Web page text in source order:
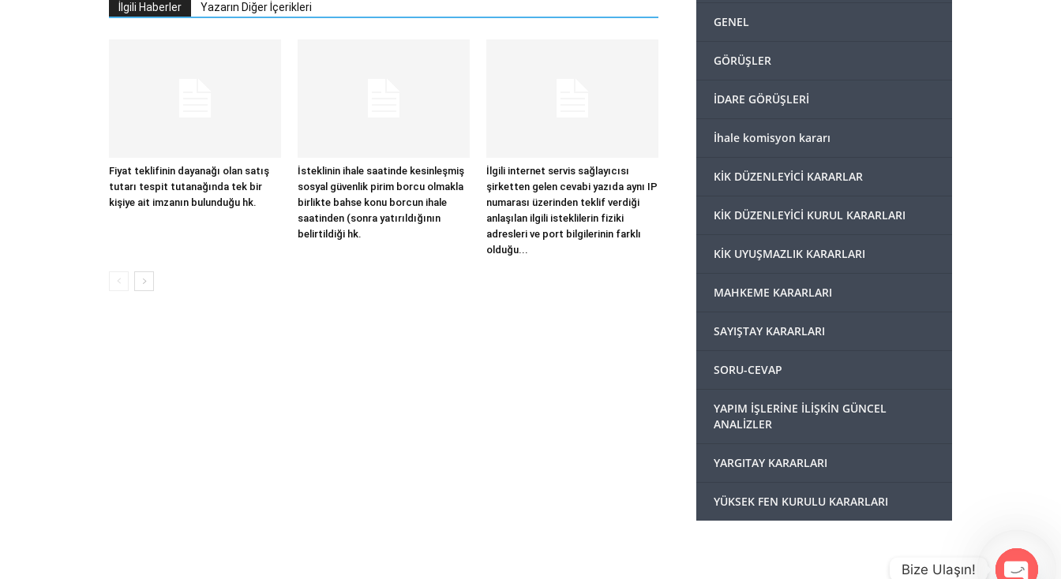
İlgili Haberler Yazarın Diğer İçerikleri
Fiyat teklifinin dayanağı olan satış
tutarı tespit tutanağında tek bir
kişiye ait imzanın bulunduğu hk.
İsteklinin ihale saatinde kesinleşmiş
sosyal güvenlik pirim borcu olmakla
birlikte bahse konu borcun ihale
saatinden (sonra yatırıldığının
belirtildiği hk.
İlgili internet servis sağlayıcısı
şirketten gelen cevabi yazıda aynı IP
numarası üzerinden teklif verdiği
anlaşılan ilgili isteklilerin fiziki
adresleri ve port bilgilerinin farklı
olduğu...
GENEL
GÖRÜŞLER
İDARE GÖRÜŞLERİ
İhale komisyon kararı
KİK DÜZENLEYİCİ KARARLAR
KİK DÜZENLEYİCİ KURUL KARARLARI
KİK UYUŞMAZLIK KARARLARI
MAHKEME KARARLARI
SAYIŞTAY KARARLARI
SORU-CEVAP
YAPIM İŞLERİNE İLİŞKİN GÜNCEL
ANALİZLER
YARGITAY KARARLARI
YÜKSEK FEN KURULU KARARLARI
Bize Ulaşın!